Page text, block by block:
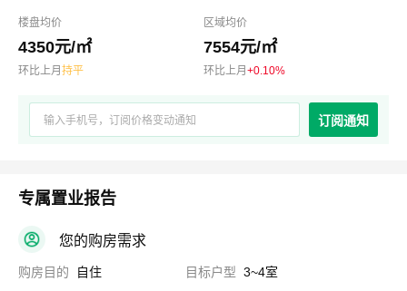
楼盘均价
4350元/㎡
环比上月 持平
区域均价
7554元/㎡
环比上月 +0.10%
订阅通知
专属置业报告
您的购房需求
购房目的 自住 目标户型 3~4室